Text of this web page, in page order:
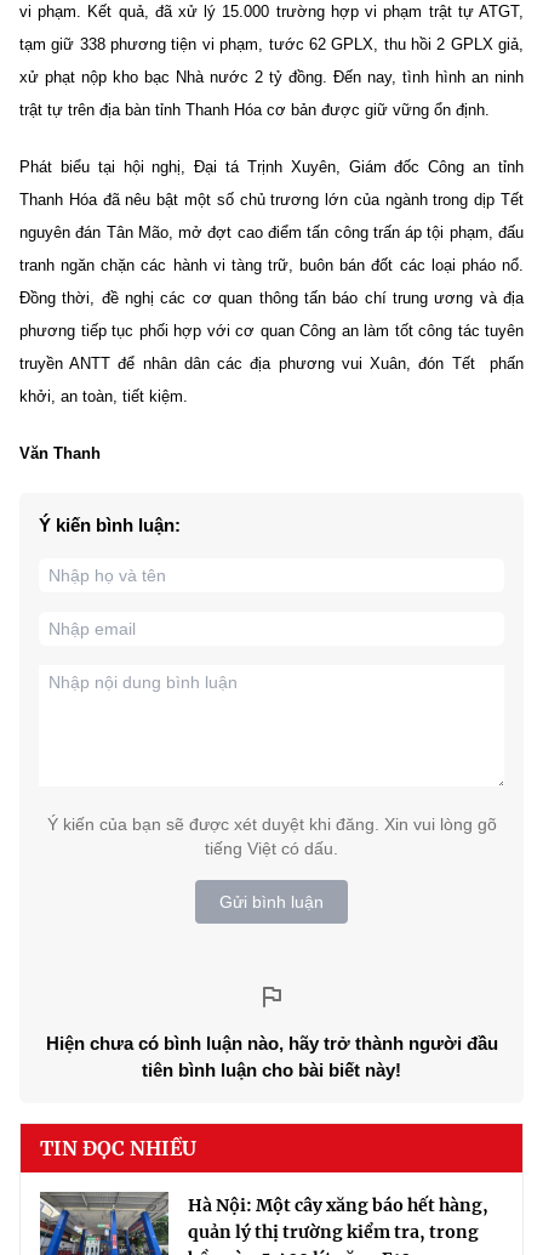
vi phạm. Kết quả, đã xử lý 15.000 trường hợp vi phạm trật tự ATGT,
tạm giữ 338 phương tiện vi phạm, tước 62 GPLX, thu hồi 2 GPLX giả,
xử phạt nộp kho bạc Nhà nước 2 tỷ đồng. Đến nay, tình hình an ninh
trật tự trên địa bàn tỉnh Thanh Hóa cơ bản được giữ vững ổn định.
Phát biểu tại hội nghị, Đại tá Trịnh Xuyên, Giám đốc Công an tỉnh
Thanh Hóa đã nêu bật một số chủ trương lớn của ngành trong dịp Tết
nguyên đán Tân Mão, mở đợt cao điểm tấn công trấn áp tội phạm, đấu
tranh ngăn chặn các hành vi tàng trữ, buôn bán đốt các loại pháo nổ.
Đồng thời, đề nghị các cơ quan thông tấn báo chí trung ương và địa
phương tiếp tục phối hợp với cơ quan Công an làm tốt công tác tuyên
truyền ANTT để nhân dân các địa phương vui Xuân, đón Tết
phấn
khởi, an toàn, tiết kiệm.
Văn Thanh
Ý kiến bình luận:
Ý kiến của bạn sẽ được xét duyệt khi đăng. Xin vui lòng gõ
tiếng Việt có dấu.
Gửi bình luận
Hiện chưa có bình luận nào, hãy trở thành người đầu
tiên bình luận cho bài biết này!
TIN ĐỌC NHIỀU
Hà Nội: Một cây xăng báo hết hàng,
quản lý thị trường kiểm tra, trong